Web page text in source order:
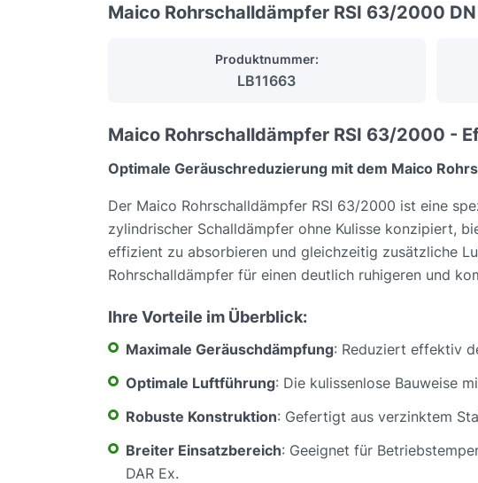
Maico Rohrschalldämpfer RSI 63/2000
Produktnummer:
LB11663
Maico Rohrschalldämpfer RSI 63/2000 -
Optimale Geräuschreduzierung mit dem Maico
Der Maico Rohrschalldämpfer RSI 63/2000 ist eine
zylindrischer Schalldämpfer ohne Kulisse konzipiert,
effizient zu absorbieren und gleichzeitig zusätzliche
Rohrschalldämpfer für einen deutlich ruhigeren und
Ihre Vorteile im Überblick:
Maximale Geräuschdämpfung: Reduziert effektiv
Optimale Luftführung: Die kulissenlose Bauweise
Robuste Konstruktion: Gefertigt aus verzinktem
Breiter Einsatzbereich: Geeignet für
DAR Ex.